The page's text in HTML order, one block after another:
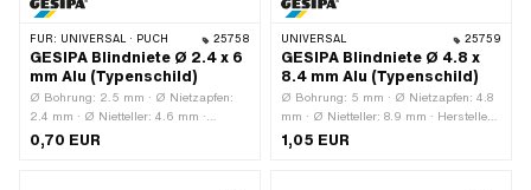
FÜR: UNIVERSAL · PUCH 25758
GESIPA Blindniete Ø 2.4 x 6
mm Alu (Typenschild)
Ø Bohrung: 2.5 mm · Ø Nietzapfen:
2.4 mm · Ø Nietteller: 4.6 mm ·
Hersteller: GESIPA · Länge Nietzapfen:
0,70 EUR
UNIVERSAL 25759
GESIPA Blindniete Ø 4.8 x
8.4 mm Alu (Typenschild)
Ø Bohrung: 5 mm · Ø Nietzapfen: 4.8
mm · Ø Nietteller: 8.9 mm · Hersteller:
GESIPA · Länge Nietzapfen: 8.4 mm ·
1,05 EUR